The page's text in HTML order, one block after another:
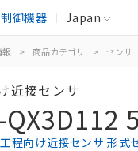
制御機器 Japan
報 > 商品カテゴリ > センサ
近接センサ
QX3D112
程向け近接センサ 形式